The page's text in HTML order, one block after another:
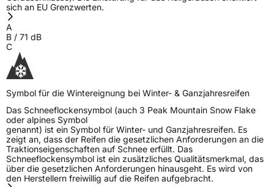
sich an EU Grenzwerten.
A
B / 71 dB
C
Symbol für die Wintereignung bei Winter- & Ganzjahresreifen
Das Schneeflockensymbol (auch 3 Peak Mountain Snow Flake
oder alpines Symbol
genannt) ist ein Symbol für Winter- und Ganzjahresreifen. Es
zeigt an, dass der Reifen die gesetzlichen Anforderungen an die
Traktionseigenschaften auf Schnee erfüllt. Das
Schneeflockensymbol ist ein zusätzliches Qualitätsmerkmal, das
über die gesetzlichen Anforderungen hinausgeht. Es wird von
den Herstellern freiwillig auf die Reifen aufgebracht.